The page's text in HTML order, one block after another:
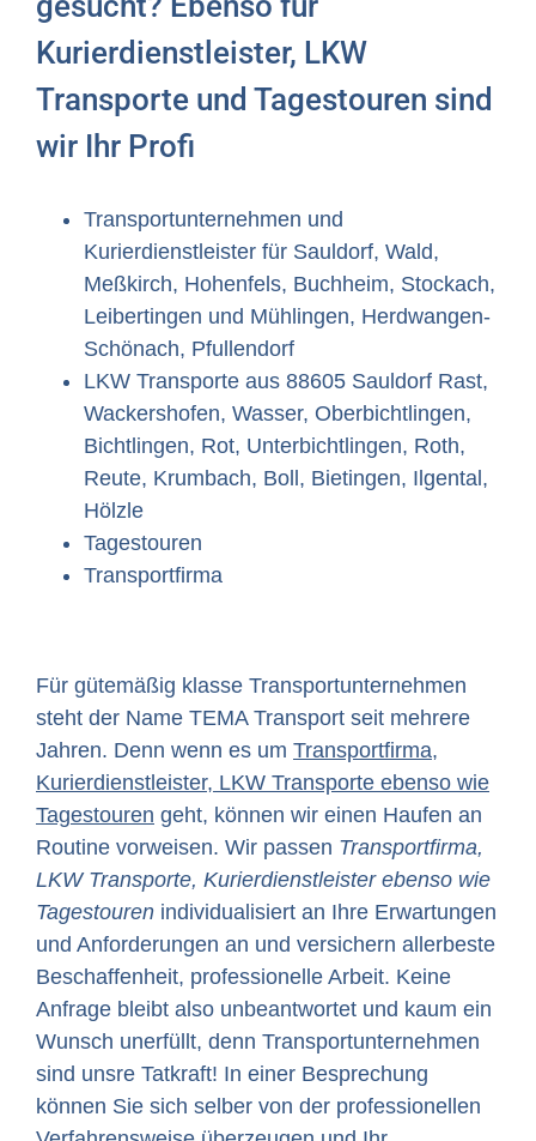
Kurierdienstleister, LKW
Transporte und Tagestouren sind
wir Ihr Profi
Transportunternehmen und
Kurierdienstleister für Sauldorf, Wald,
Meßkirch, Hohenfels, Buchheim, Stockach,
Leibertingen und Mühlingen, Herdwangen-
Schönach, Pfullendorf
LKW Transporte aus 88605 Sauldorf Rast,
Wackershofen, Wasser, Oberbichtlingen,
Bichtlingen, Rot, Unterbichtlingen, Roth,
Reute, Krumbach, Boll, Bietingen, Ilgental,
Hölzle
Tagestouren
Transportfirma
Für gütemäßig klasse Transportunternehmen
steht der Name TEMA Transport seit mehrere
Jahren. Denn wenn es um Transportfirma,
Kurierdienstleister, LKW Transporte ebenso wie
Tagestouren geht, können wir einen Haufen an
Routine vorweisen. Wir passen Transportfirma,
LKW Transporte, Kurierdienstleister ebenso wie
Tagestouren individualisiert an Ihre Erwartungen
und Anforderungen an und versichern allerbeste
Beschaffenheit, professionelle Arbeit. Keine
Anfrage bleibt also unbeantwortet und kaum ein
Wunsch unerfüllt, denn Transportunternehmen
sind unsre Tatkraft! In einer Besprechung
können Sie sich selber von der professionellen